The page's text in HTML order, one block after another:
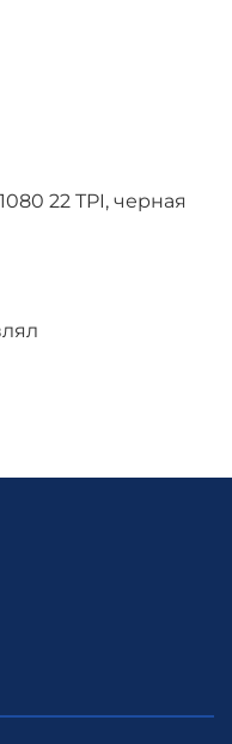
22 TPI, черная